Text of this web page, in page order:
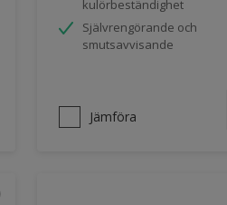
kulörbeständighet
Självrengörande och
smutsavvisande
Jämföra